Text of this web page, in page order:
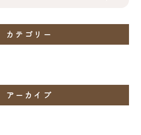
カテゴリー
アーカイブ